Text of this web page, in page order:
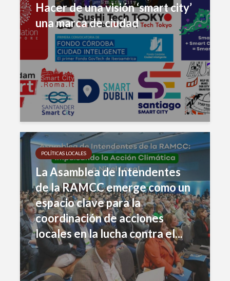
Hacer de una visión ‘smart city’
una marca de ciudad
POLÍTICAS LOCALES
La Asamblea de Intendentes
de la RAMCC emerge como un
espacio clave para la
coordinación de acciones
locales en la lucha contra el...